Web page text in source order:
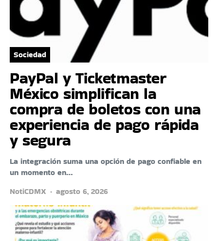
Sociedad
PayPal y Ticketmaster
México simplifican la
compra de boletos con una
experiencia de pago rápida
y segura
La integración suma una opción de pago confiable en
un momento en…
NotiCDMX
agosto 6, 2026